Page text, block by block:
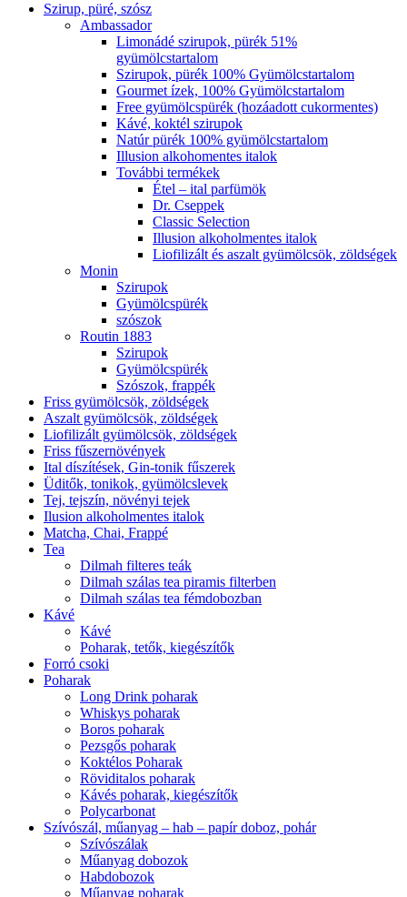
Szirup, püré, szósz
Ambassador
Limonádé szirupok, pürék 51%
gyümölcstartalom
Szirupok, pürék 100% Gyümölcstartalom
Gourmet ízek, 100% Gyümölcstartalom
Free gyümölcspürék (hozáadott cukormentes)
Kávé, koktél szirupok
Natúr pürék 100% gyümölcstartalom
Illusion alkohomentes italok
További termékek
Étel – ital parfümök
Dr. Cseppek
Classic Selection
Illusion alkoholmentes italok
Liofilizált és aszalt gyümölcsök, zöldségek
Monin
Szirupok
Gyümölcspürék
szószok
Routin 1883
Szirupok
Gyümölcspürék
Szószok, frappék
Friss gyümölcsök, zöldségek
Aszalt gyümölcsök, zöldségek
Liofilizált gyümölcsök, zöldségek
Friss fűszernövények
Ital díszítések, Gin-tonik fűszerek
Üditők, tonikok, gyümölcslevek
Tej, tejszín, növényi tejek
Ilusion alkoholmentes italok
Matcha, Chai, Frappé
Tea
Dilmah filteres teák
Dilmah szálas tea piramis filterben
Dilmah szálas tea fémdobozban
Kávé
Kávé
Poharak, tetők, kiegészítők
Forró csoki
Poharak
Long Drink poharak
Whiskys poharak
Boros poharak
Pezsgős poharak
Koktélos Poharak
Röviditalos poharak
Kávés poharak, kiegészítők
Polycarbonat
Szívószál, műanyag – hab – papír doboz, pohár
Szívószálak
Műanyag dobozok
Habdobozok
Műanyag poharak